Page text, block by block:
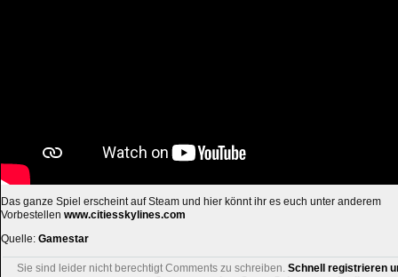
Das ganze Spiel erscheint auf Steam und hier könnt ihr es euch unter anderem
Vorbestellen www.citiesskylines.com
Quelle: Gamestar
Sie sind leider nicht berechtigt Comments zu schreiben. Schnell registrieren